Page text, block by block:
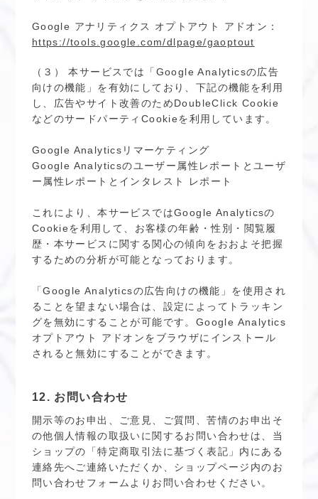
Google アナリティクス オプトアウト アドオン：
https://tools.google.com/dlpage/gaoptout
（３） 本サービスでは「Google Analyticsの広告
向けの機能」を有効にしており、下記の機能を利用
し、広告やサイト改善のためDoubleClick Cookie
などのサードパーティCookieを利用しています。
Google Analyticsリマーケティング
Google Analyticsのユーザー属性レポートとユーザ
ー属性レポートとインタレスト レポート
これにより、本サービスではGoogle Analyticsの
Cookieを利用して、お客様の年齢・性別・閲覧履
歴・本サービスに関する関心の傾向をおおよそ把握
するための分析が可能となっております。
「Google Analyticsの広告向けの機能」を使用され
ることを望まない場合は、設定によってトラッキン
グを無効にすることが可能です。Google Analytics
オプトアウト アドオンをブラウザにインストール
されると無効にすることができます。
12. お問い合わせ
開示等のお申出、ご意見、ご質問、苦情のお申出そ
の他個人情報の取扱いに関するお問い合わせは、当
ショップの「特定商取引法に基づく表記」内にある
連絡先へご連絡いただくか、ショップページ内のお
問い合わせフォームよりお問い合わせください。